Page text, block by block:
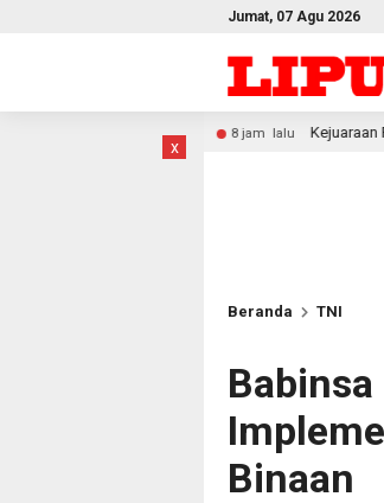
Jumat, 07 Agu 2026
x
Kejuaraan Pencak Silat Piala
Beranda TNI
Binaan